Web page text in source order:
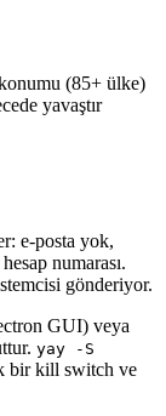
(85+ ülke)
yavaştır
e-posta yok,
numarası.
gönderiyor.
GUI) veya
yay -S
bir kill switch ve